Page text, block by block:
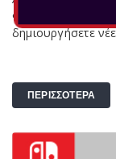
δυνατότητα να
δημιουργήσετε
ΠΕΡΙΣΣΟΤΕΡΑ